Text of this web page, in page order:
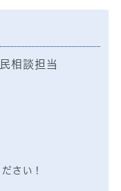
相談担当
さい！